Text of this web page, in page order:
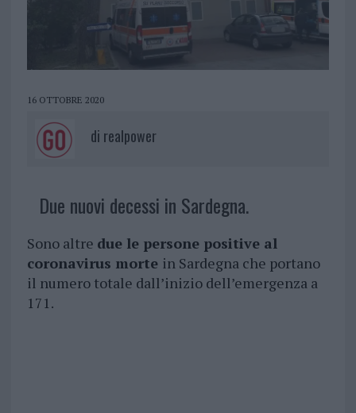
16 OTTOBRE 2020
di realpower
Due nuovi decessi in Sardegna.
Sono altre due le persone positive al
coronavirus morte in Sardegna che portano
il numero totale dall’inizio dell’emergenza a
171.